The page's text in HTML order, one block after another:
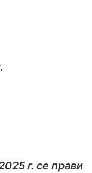
г. се прави